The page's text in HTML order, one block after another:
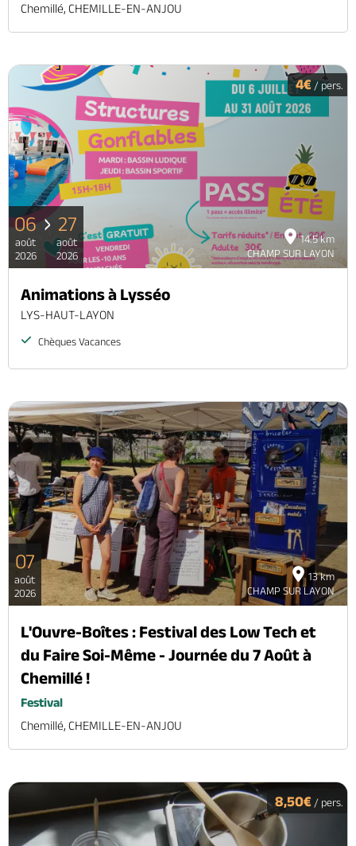
Chemillé, CHEMILLE-EN-ANJOU
14.5 km
CHAMP SUR LAYON
4€/ pers.
06
août
2026
27
août
2026
Animations à Lysséo
LYS-HAUT-LAYON
Chèques Vacances
13 km
CHAMP SUR LAYON
07
août
2026
L'Ouvre-Boîtes : Festival des Low Tech et
du Faire Soi-Même - Journée du 7 Août à
Chemillé !
Festival
Chemillé, CHEMILLE-EN-ANJOU
8,50€ / pers.